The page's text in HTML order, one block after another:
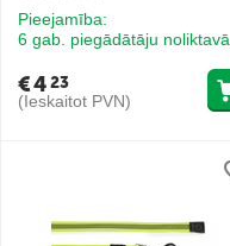
Pieejamība:
6 gab. piegādātāju noliktavā
€423
(Ieskaitot PVN)